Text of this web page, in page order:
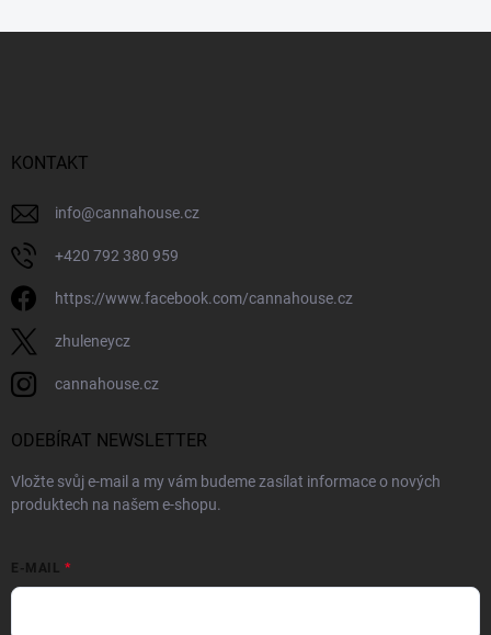
KONTAKT
info@cannahouse.cz
+420 792 380 959
https://www.facebook.com/cannahouse.cz
zhuleneycz
cannahouse.cz
ODEBÍRAT NEWSLETTER
Vložte svůj e-mail a my vám budeme zasílat informace o nových
produktech na našem e-shopu.
E-MAIL